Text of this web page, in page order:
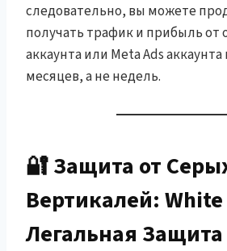
следовательно, вы можете
получать трафик и прибыль от
аккаунта или Meta Ads
месяцев, а не недель.
🔐 Защита от
Вертикалей: White
Легальная Защита